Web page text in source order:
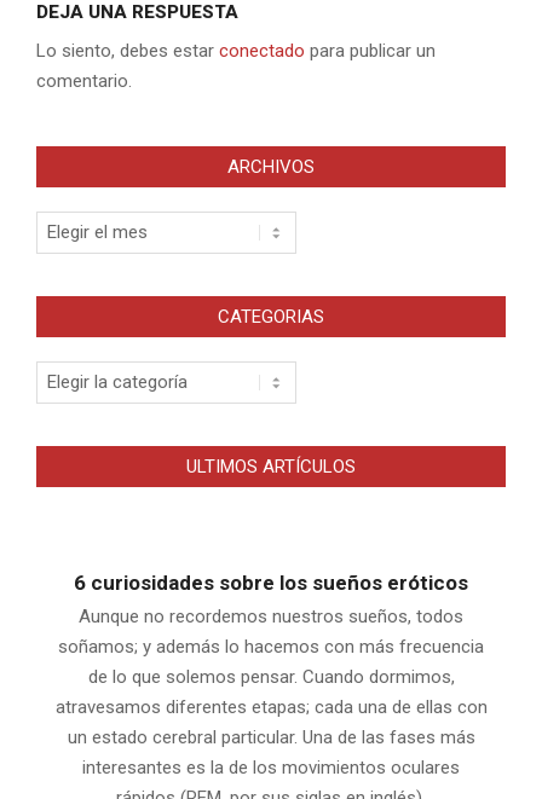
DEJA UNA RESPUESTA
Lo siento, debes estar conectado para publicar un
comentario.
ARCHIVOS
Archivos
CATEGORIAS
Categorias
ULTIMOS ARTÍCULOS
6 curiosidades sobre los sueños eróticos
Aunque no recordemos nuestros sueños, todos
soñamos; y además lo hacemos con más frecuencia
de lo que solemos pensar. Cuando dormimos,
atravesamos diferentes etapas; cada una de ellas con
un estado cerebral particular. Una de las fases más
interesantes es la de los movimientos oculares